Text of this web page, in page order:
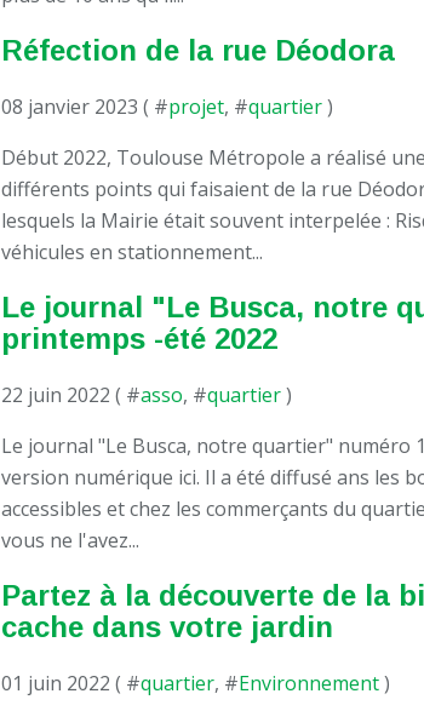
Réfection de la rue Déodora
08 janvier 2023 ( #projet, #quartier)
Début 2022, Toulouse Métropole a réalisé
différents points qui faisaient de la rue
lesquels la Mairie était souvent interpelée :
véhicules en stationnement...
Le journal "Le Busca, notre
printemps -été 2022
22 juin 2022 ( #asso, #quartier)
Le journal "Le Busca, notre quartier" numéro
version numérique ici. Il a été diffusé ans les
accessibles et chez les commerçants du
vous ne l'avez...
Partez à la découverte de la
cache dans votre jardin
01 juin 2022 ( #quartier, #Environnement)